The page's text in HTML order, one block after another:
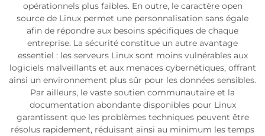
opérationnels plus faibles. En outre, le caractère open
source de Linux permet une personnalisation sans égale
afin de répondre aux besoins spécifiques de chaque
entreprise. La sécurité constitue un autre avantage
essentiel : les serveurs Linux sont moins vulnérables aux
logiciels malveillants et aux menaces cybernétiques, offrant
ainsi un environnement plus sûr pour les données sensibles.
Par ailleurs, le vaste soutien communautaire et la
documentation abondante disponibles pour Linux
garantissent que les problèmes techniques peuvent être
résolus rapidement, réduisant ainsi au minimum les temps